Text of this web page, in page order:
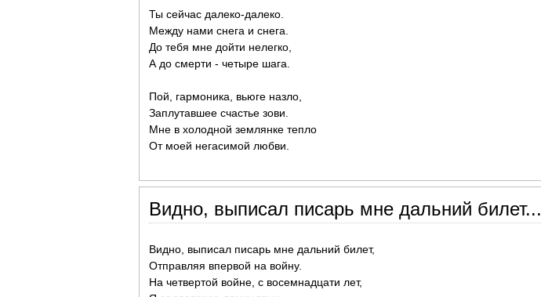
Ты сейчас далеко-далеко.
Между нами снега и снега.
До тебя мне дойти нелегко,
А до смерти - четыре шага.
Пой, гармоника, вьюге назло,
Заплутавшее счастье зови.
Мне в холодной землянке тепло
От моей негасимой любви.
Видно, выписал писарь мне дальний билет...
Видно, выписал писарь мне дальний билет,
Отправляя впервой на войну.
На четвертой войне, с восемнадцати лет,